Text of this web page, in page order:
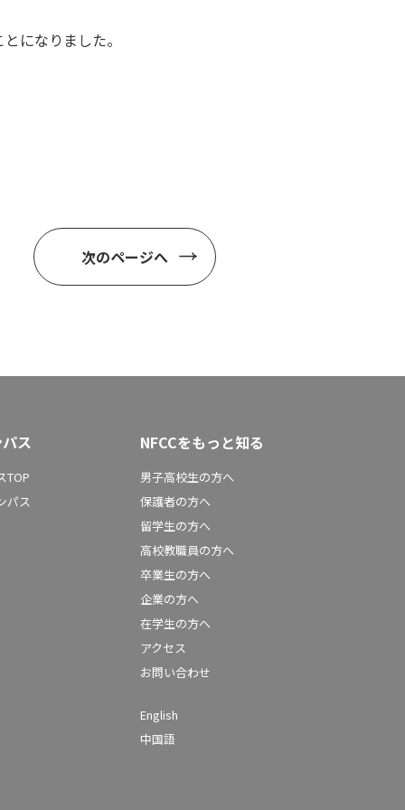
になりました。
次のページへ
ス
TOP
パス
NFCCをもっと知る
男子高校生の方へ
保護者の方へ
留学生の方へ
高校教職員の方へ
卒業生の方へ
企業の方へ
在学生の方へ
アクセス
お問い合わせ
English
中国語